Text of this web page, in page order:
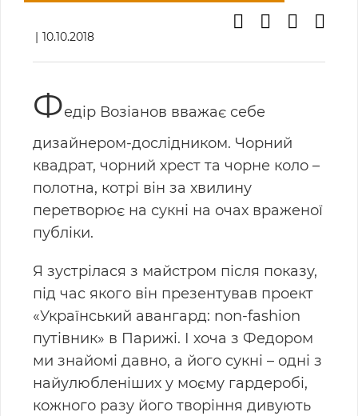
10.10.2018
Федір Возіанов вважає себе
дизайнером-дослідником. Чорний
квадрат, чорний хрест та чорне коло –
полотна, котрі він за хвилину
перетворює на сукні на очах враженої
публіки.
Я зустрілася з майстром після показу,
під час якого він презентував проект
«Український авангард: non-fashion
путівник» в Парижі. І хоча з Федором
ми знайомі давно, а його сукні – одні з
найулюбленіших у моєму гардеробі,
кожного разу його творіння дивують